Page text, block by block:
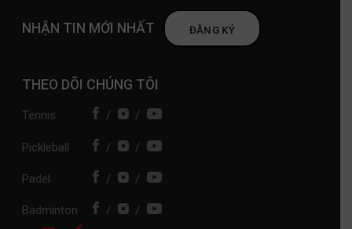
NHẬN TIN MỚI NHẤT ĐĂNG KÝ
THEO DÕI CHÚNG TÔI
Tennis / /
Pickleball / /
Padel / /
Badminton / /